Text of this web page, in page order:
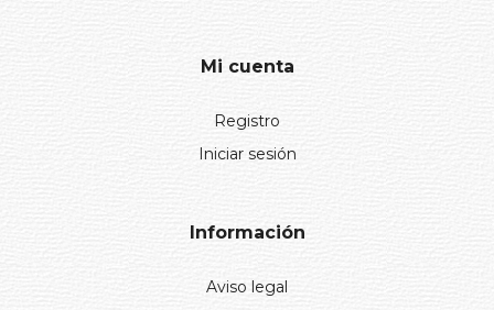
Mi cuenta
Registro
Iniciar sesión
Información
Aviso legal